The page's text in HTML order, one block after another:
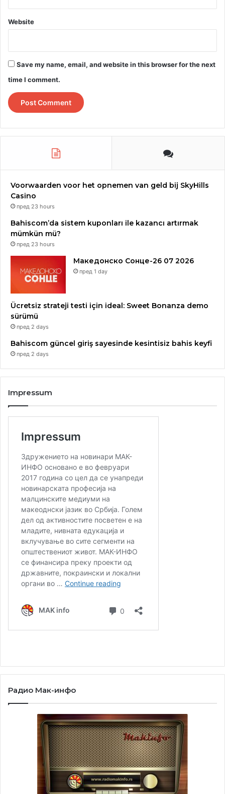
Website
Save my name, email, and website in this browser for the next
time I comment.
Voorwaarden voor het opnemen van geld bij SkyHills
Casino
пред 23 hours
Bahiscom’da sistem kuponları ile kazancı artırmak
mümkün mü?
пред 23 hours
Македонско Сонце-26 07 2026
пред 1 day
Ücretsiz strateji testi için ideal: Sweet Bonanza demo
sürümü
пред 2 days
Bahiscom güncel giriş sayesinde kesintisiz bahis keyfi
пред 2 days
Impressum
Радио Мак-инфо